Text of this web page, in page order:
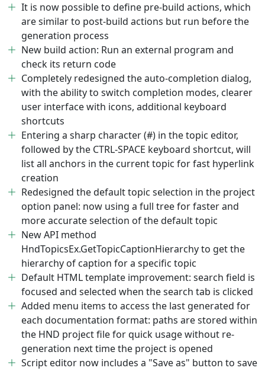
It is now possible to define pre-build actions, which
are similar to post-build actions but run before the
generation process
New build action: Run an external program and
check its return code
Completely redesigned the auto-completion dialog,
with the ability to switch completion modes, clearer
user interface with icons, additional keyboard
shortcuts
Entering a sharp character (#) in the topic editor,
followed by the CTRL-SPACE keyboard shortcut, will
list all anchors in the current topic for fast hyperlink
creation
Redesigned the default topic selection in the project
option panel: now using a full tree for faster and
more accurate selection of the default topic
New API method
HndTopicsEx.GetTopicCaptionHierarchy to get the
hierarchy of caption for a specific topic
Default HTML template improvement: search field is
focused and selected when the search tab is clicked
Added menu items to access the last generated for
each documentation format: paths are stored within
the HND project file for quick usage without re-
generation next time the project is opened
Script editor now includes a "Save as" button to save